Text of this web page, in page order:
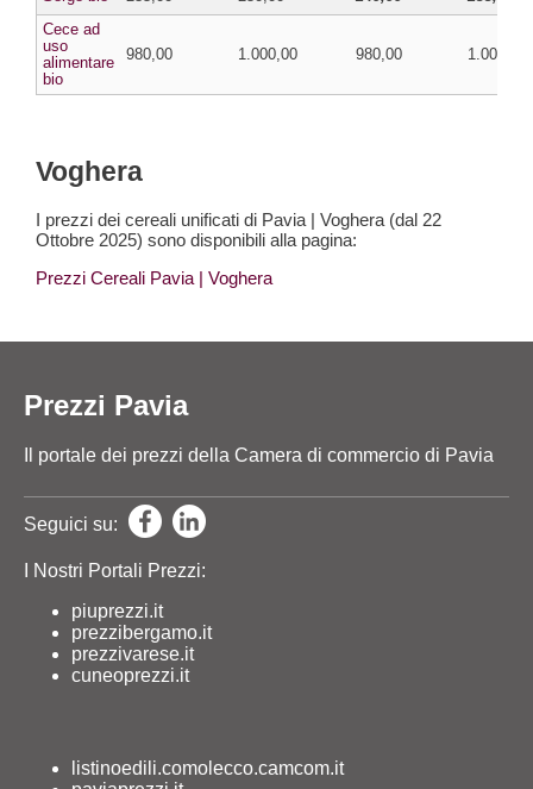
Cece ad
uso
alimentare
bio
980,00 1.000,00 980,00 1.000,00
Voghera
I prezzi dei cereali unificati di Pavia | Voghera (dal 22
Ottobre 2025) sono disponibili alla pagina:
Prezzi Cereali Pavia | Voghera
Prezzi Pavia
Il portale dei prezzi della Camera di commercio di Pavia
Seguici su:
I Nostri Portali Prezzi:
piuprezzi.it
prezzibergamo.it
prezzivarese.it
cuneoprezzi.it
listinoedili.comolecco.camcom.it